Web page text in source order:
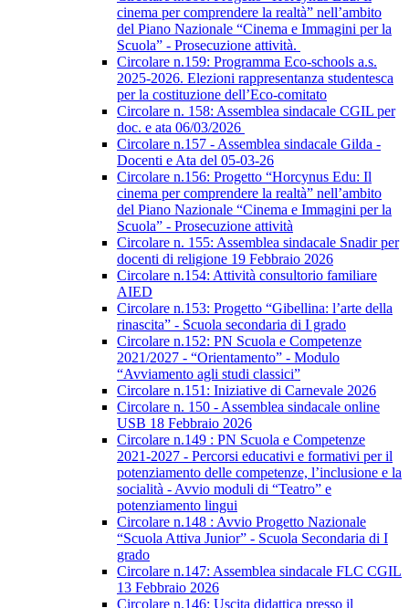
cinema per comprendere la realtà” nell’ambito
del Piano Nazionale “Cinema e Immagini per la
Scuola” - Prosecuzione attività.
Circolare n.159: Programma Eco-schools a.s.
2025-2026. Elezioni rappresentanza studentesca
per la costituzione dell’Eco-comitato
Circolare n. 158: Assemblea sindacale CGIL per
doc. e ata 06/03/2026
Circolare n.157 - Assemblea sindacale Gilda -
Docenti e Ata del 05-03-26
Circolare n.156: Progetto “Horcynus Edu: Il
cinema per comprendere la realtà” nell’ambito
del Piano Nazionale “Cinema e Immagini per la
Scuola” - Prosecuzione attività
Circolare n. 155: Assemblea sindacale Snadir per
docenti di religione 19 Febbraio 2026
Circolare n.154: Attività consultorio familiare
AIED
Circolare n.153: Progetto “Gibellina: l’arte della
rinascita” - Scuola secondaria di I grado
Circolare n.152: PN Scuola e Competenze
2021/2027 - “Orientamento” - Modulo
“Avviamento agli studi classici”
Circolare n.151: Iniziative di Carnevale 2026
Circolare n. 150 - Assemblea sindacale online
USB 18 Febbraio 2026
Circolare n.149 : PN Scuola e Competenze
2021-2027 - Percorsi educativi e formativi per il
potenziamento delle competenze, l’inclusione e la
socialità - Avvio moduli di “Teatro” e
potenziamento lingui
Circolare n.148 : Avvio Progetto Nazionale
“Scuola Attiva Junior” - Scuola Secondaria di I
grado
Circolare n.147: Assemblea sindacale FLC CGIL
13 Febbraio 2026
Circolare n.146: Uscita didattica presso il